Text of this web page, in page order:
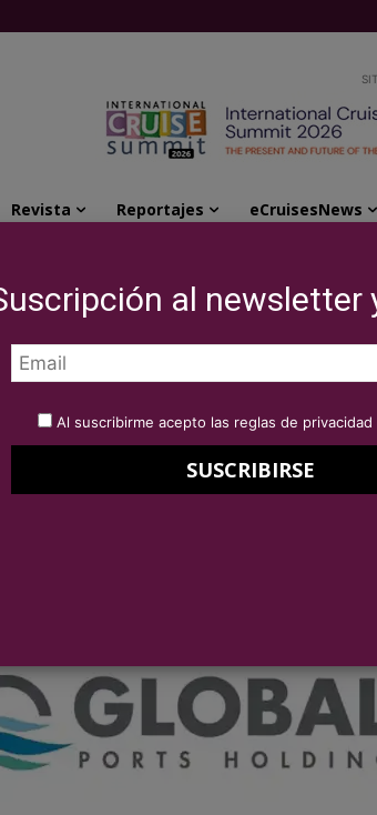
Revista Reportajes eCruisesNews
Officer de Global Ports
Chief
de Global Ports
de puertos de cruceros del mundo, se
Chief Commercial Officer. Mark estará
al CEO, Emre Sayin.
al newsletter
Al suscribirme acepto las reglas de